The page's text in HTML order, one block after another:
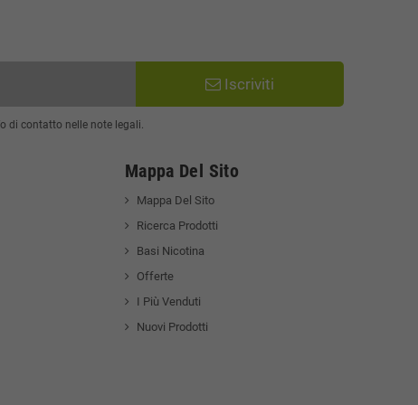
Iscriviti
di contatto nelle note legali.
Mappa Del Sito
Mappa Del Sito
Ricerca Prodotti
Basi Nicotina
Offerte
I Più Venduti
Nuovi Prodotti